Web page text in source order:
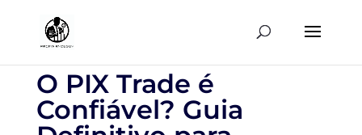
O PIX Trade é
Confiável? Guia